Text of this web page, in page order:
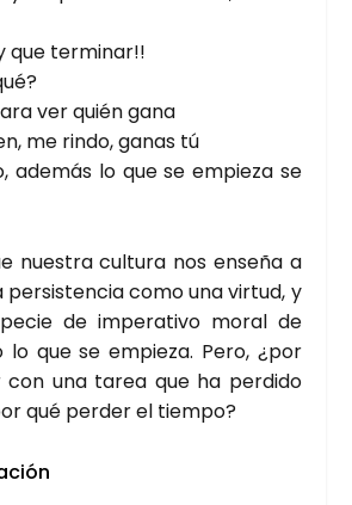
que ter­mi­nar!!
ver quién gana
me rin­do, ganas tú
ade­más lo que se empie­za se
nues­tra cul­tu­ra nos ense­ña a
como una vir­tud, y
de impe­ra­ti­vo moral de
que se empie­za. Pero, ¿por
con una tarea que ha per­di­do
qué per­der el tiem­po?